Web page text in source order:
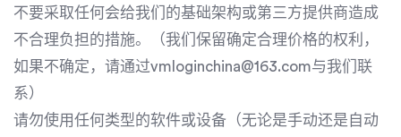
不要采取任何会给我们的基础架构或第三方提供商造成
不合理负担的措施。（我们保留确定合理价格的权利，
如果不确定，请通过vmloginchina@163.com与我们联
系）
请勿使用任何类型的软件或设备（无论是手动还是自动